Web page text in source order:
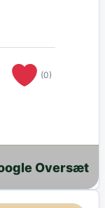
(0)
Oversæt